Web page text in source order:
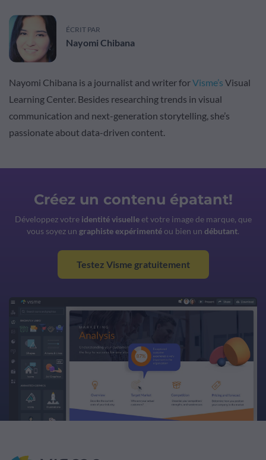
ÉCRIT PAR
Nayomi Chibana
Nayomi Chibana is a journalist and writer forVisme’s Visual
Learning Center. Besides researching trends in visual
communication and next-generation storytelling, she’s
passionate about data-driven content.
Créez un contenu épatant!
Développez votre identité visuelleet votre image de marque, que
vous soyez un graphiste expérimentéou bien un débutant.
Testez Visme gratuitement